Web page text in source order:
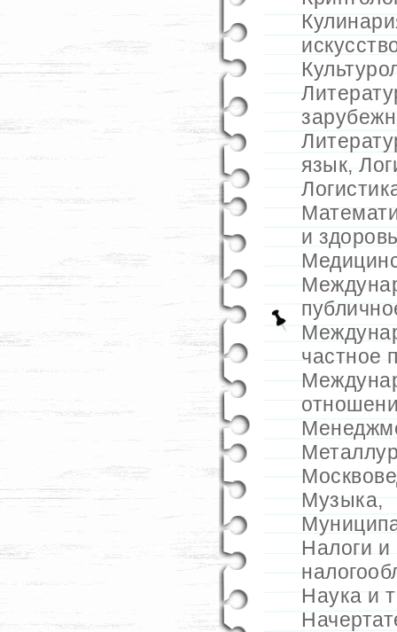
язык,
и
частное
Музыка,
Налоги и
Наука и